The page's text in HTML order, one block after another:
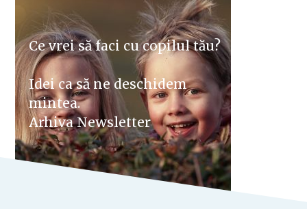
Ce vrei să faci cu copilul tău?
Idei ca să ne deschidem
mintea.
Arhiva Newsletter